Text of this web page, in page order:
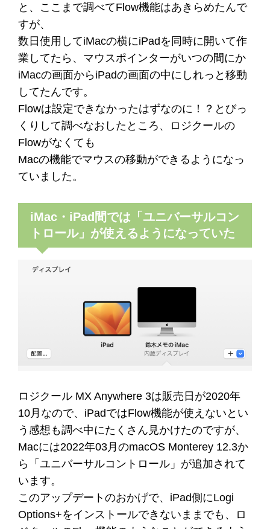
と、ここまで調べてFlow機能はあきらめたんで
すが、
数日使用してiMacの横にiPadを同時に開いて作
業してたら、マウスポインターがいつの間にか
iMacの画面からiPadの画面の中にしれっと移動
してたんです。
Flowは設定できなかったはずなのに！？とびっ
くりして調べなおしたところ、ロジクールの
Flowがなくても
Macの機能でマウスの移動ができるようになっ
ていました。
iMac・iPad間では「ユニバーサルコン
トロール」が使えるようになっていた
ロジクール MX Anywhere 3は販売日が2020年
10月なので、iPadではFlow機能が使えないとい
う感想も調べ中にたくさん見かけたのですが、
Macには2022年03月のmacOS Monterey 12.3か
ら「ユニバーサルコントロール」が追加されて
います。
このアップデートのおかげで、iPad側にLogi
Options+をインストールできないままでも、ロ